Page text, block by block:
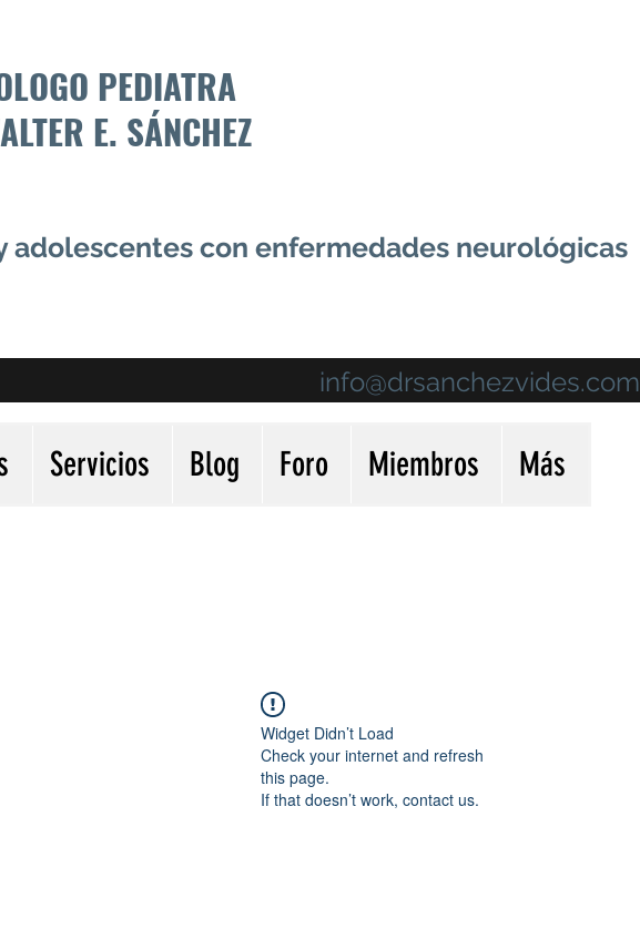
PEDIATRA
E. SÁNCHEZ
adolescentes con enfermedades neurológicas
info@drsanchezvides.com
Servicios Blog Foro Miembros Más
Widget Didn’t Load
Check your internet and refresh
this page.
If that doesn’t work, contact us.